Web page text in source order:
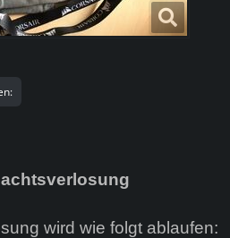
wird wie folgt ablaufen: